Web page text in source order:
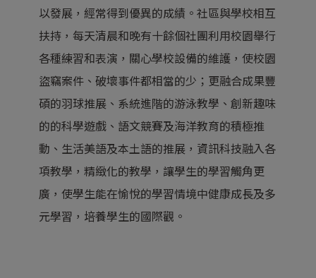
以發展，經常得到優異的成績。社區與學校相互
扶持，每天清晨和晚有十餘個社團利用校園舉行
各種練習和表演，關心學校設備的維護，使校園
盜竊案件、破壞事件都相當的少；更融合成果豐
碩的羽球推展、系統進階的游泳教學、創新趣味
的的科學遊戲、語文競賽及海洋教育的積極推
動、生活美語及本土語的推展，資訊科技融入各
項教學，精緻化的教學，讓學生的學習觸角更
廣，使學生能在愉悅的學習情境中健康成長及多
元學習，培養學生的國際觀。